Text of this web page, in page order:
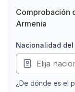
Comprobación
Armenia
nacionalidad
¿De dónde es el